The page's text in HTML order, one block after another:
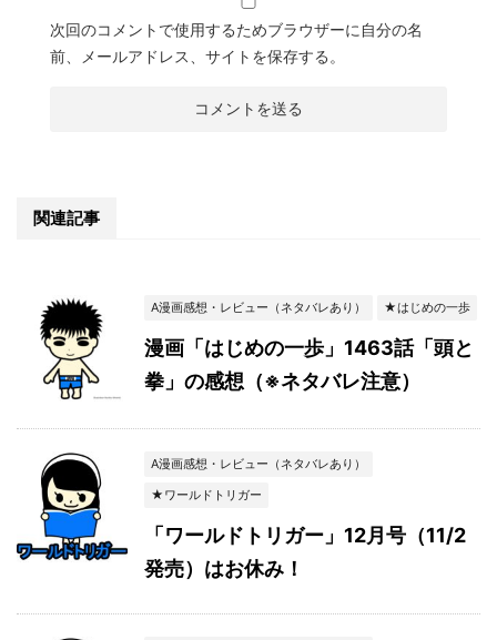
次回のコメントで使用するためブラウザーに自分の名
前、メールアドレス、サイトを保存する。
関連記事
A漫画感想・レビュー（ネタバレあり） ★はじめの一歩
漫画「はじめの一歩」1463話「頭と
拳」の感想（※ネタバレ注意）
A漫画感想・レビュー（ネタバレあり）
★ワールドトリガー
「ワールドトリガー」12月号（11/2
発売）はお休み！